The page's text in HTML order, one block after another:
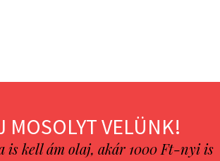
MOSOLYT VELÜNK!
is kell ám olaj, akár 1000 Ft-nyi is